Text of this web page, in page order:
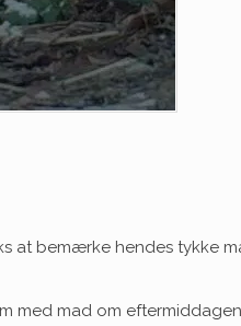
at bemærke hendes tykke
med mad om